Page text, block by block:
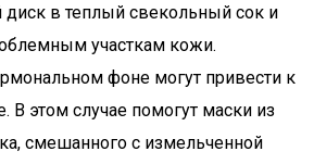
диск в теплый свекольный сок и
участкам кожи.
фоне могут привести к
В этом случае помогут маски из
смешанного с измельченной